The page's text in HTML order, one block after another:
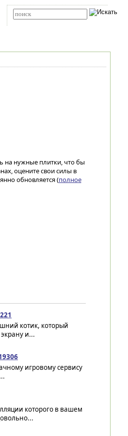
на нужные плитки, что бы
оцените свои силы в
обновляется (полное
котик, который
и...
игровому сервису
которого в вашем